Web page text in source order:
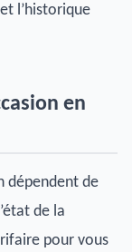
l’historique
en
dépendent de
de la
pour vous